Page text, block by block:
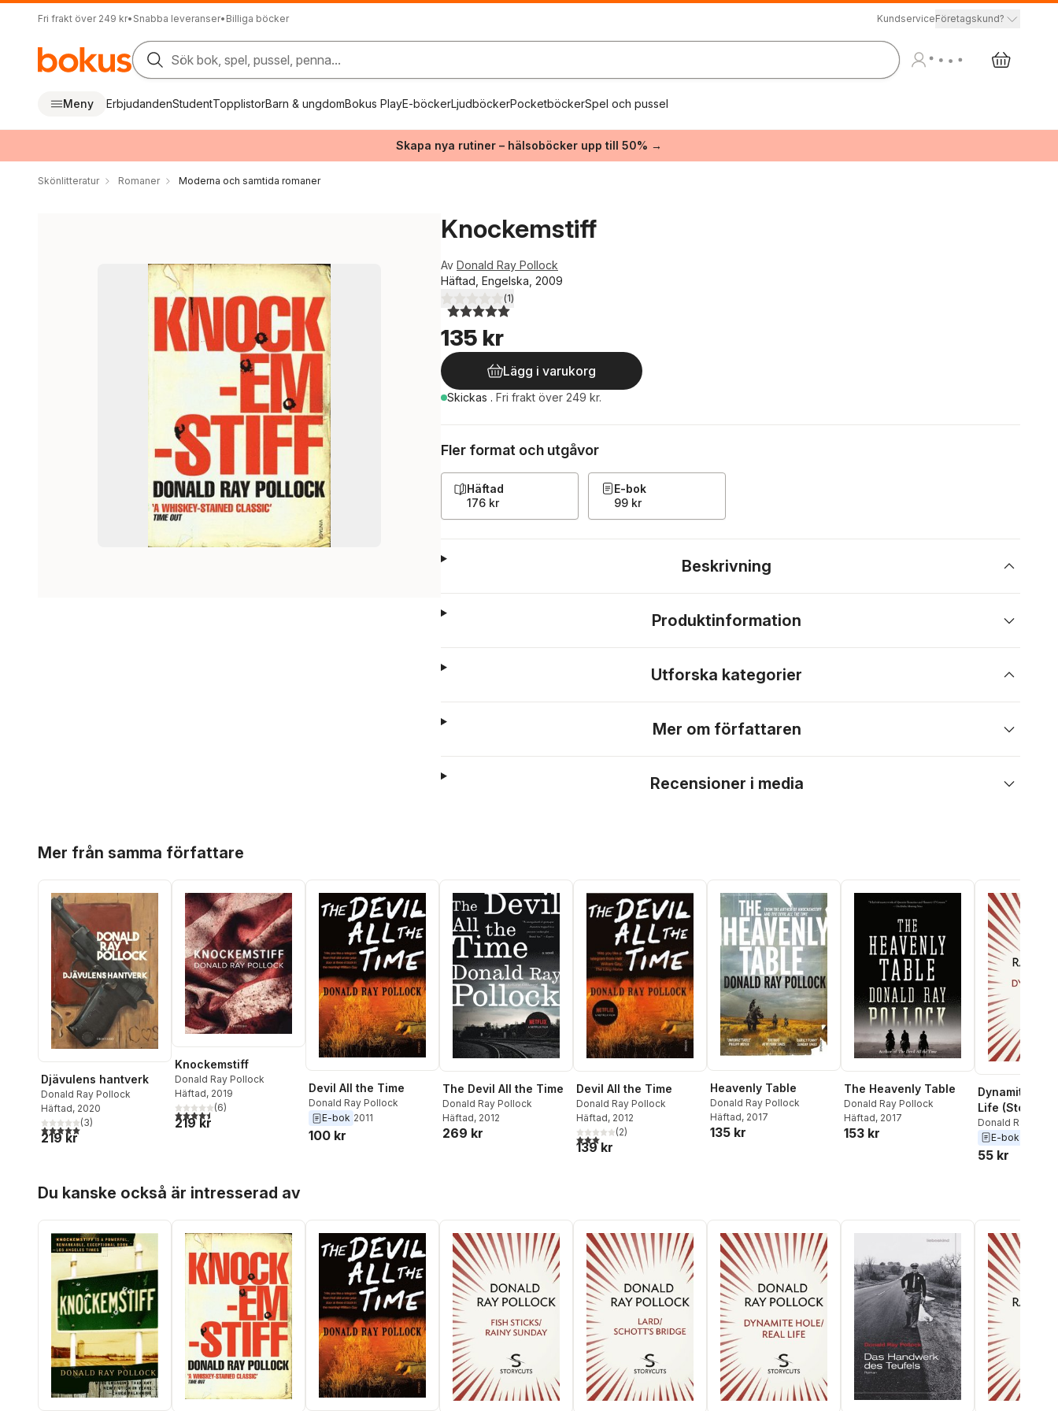
Fri frakt över 249 kr• Snabba leveranser• Billiga böcker KundserviceFöretagskund?
Sök bok, spel, pussel, penna...
Meny ErbjudandenStudentTopplistorBarn & ungdomBokus PlayE-böckerLjudböckerPocketböckerSpel och pussel
Skapa nya rutiner – hälsoböcker upp till 50% →
Skönlitteratur Romaner Moderna och samtida romaner
Knockemstiff
Av Donald Ray Pollock
Häftad, Engelska, 2009
5,0utav 5 stjärnor. Totalt antal röster:
(1)
135 kr
Lägg i varukorg
Skickas . Fri frakt över 249 kr.
Fler format och utgåvor
Häftad
176 kr
E-bok
99 kr
Beskrivning
Produktinformation
Utforska kategorier
Mer om författaren
Recensioner i media
Mer från samma författare
Djävulens hantverk
Donald Ray Pollock
Häftad, 2020
5,0utav 5 stjärnor. Totalt antal röster:
(3)
219 kr
Knockemstiff
Donald Ray Pollock
Häftad, 2019
4,5utav 5 stjärnor. Totalt antal röster:
(6)
219 kr
Devil All the Time
Donald Ray Pollock
E-bok 2011
100 kr
The Devil All the Time
Donald Ray Pollock
Häftad, 2012
269 kr
Devil All the Time
Donald Ray Pollock
Häftad, 2012
3,0utav 5 stjärnor. Totalt antal röster:
(2)
139 kr
Heavenly Table
Donald Ray Pollock
Häftad, 2017
135 kr
The Heavenly Table
Donald Ray Pollock
Häftad, 2017
153 kr
Dynamite
Life
Donald Ray
E-bok
55 kr
Du kanske också är intresserad av